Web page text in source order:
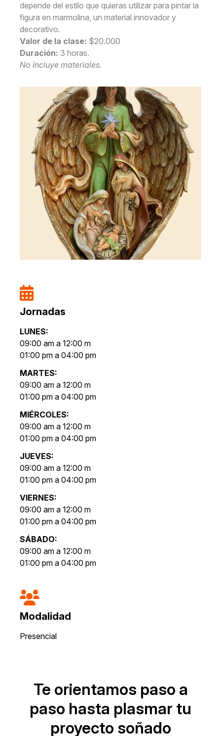
depende del estilo que quieras utilizar para pintar la
figura en marmolina, un material innovador y
decorativo.
Valor de la clase: $20.000
Duración: 3 horas.
No incluye materiales.
Jornadas
LUNES:
09:00 am a 12:00 m
01:00 pm a 04:00 pm
MARTES:
09:00 am a 12:00 m
01:00 pm a 04:00 pm
MIÉRCOLES:
09:00 am a 12:00 m
01:00 pm a 04:00 pm
JUEVES:
09:00 am a 12:00 m
01:00 pm a 04:00 pm
VIERNES:
09:00 am a 12:00 m
01:00 pm a 04:00 pm
SÁBADO:
09:00 am a 12:00 m
01:00 pm a 04:00 pm
Modalidad
Presencial
Te orientamos paso a
paso hasta plasmar tu
proyecto soñado